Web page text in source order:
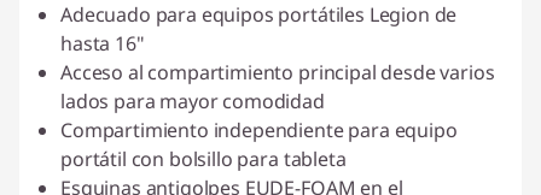
Adecuado para equipos portátiles Legion de
hasta 16"
Acceso al compartimiento principal desde varios
lados para mayor comodidad
Compartimiento independiente para equipo
portátil con bolsillo para tableta
Esquinas antigolpes EUDE-FOAM en el